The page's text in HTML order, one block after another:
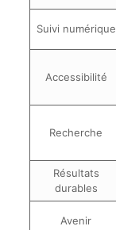
Suivi numérique
Accessibilité
Recherche
Résultats
durables
Avenir